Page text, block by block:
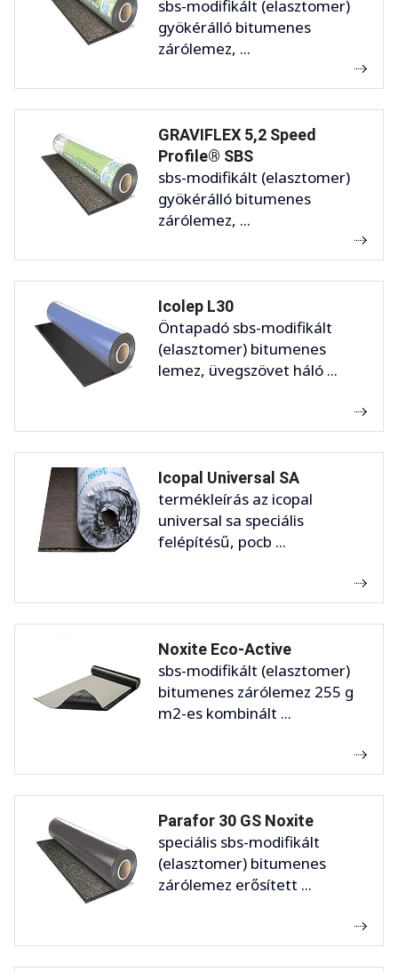
sbs-modifikált (elasztomer)
gyökérálló bitumenes
zárólemez, ...
GRAVIFLEX 5,2 Speed
Profile® SBS
sbs-modifikált (elasztomer)
gyökérálló bitumenes
zárólemez, ...
Icolep L30
Öntapadó sbs-modifikált
(elasztomer) bitumenes
lemez, üvegszövet háló ...
Icopal Universal SA
termékleírás az icopal
universal sa speciális
felépítésű, pocb ...
Noxite Eco-Active
sbs-modifikált (elasztomer)
bitumenes zárólemez 255 g
m2-es kombinált ...
Parafor 30 GS Noxite
speciális sbs-modifikált
(elasztomer) bitumenes
zárólemez erősített ...